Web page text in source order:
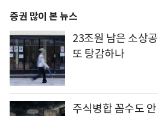
증권 많이 본 뉴스
23조원 남은 소상
또 탕감하나
주식병합 꼼수도